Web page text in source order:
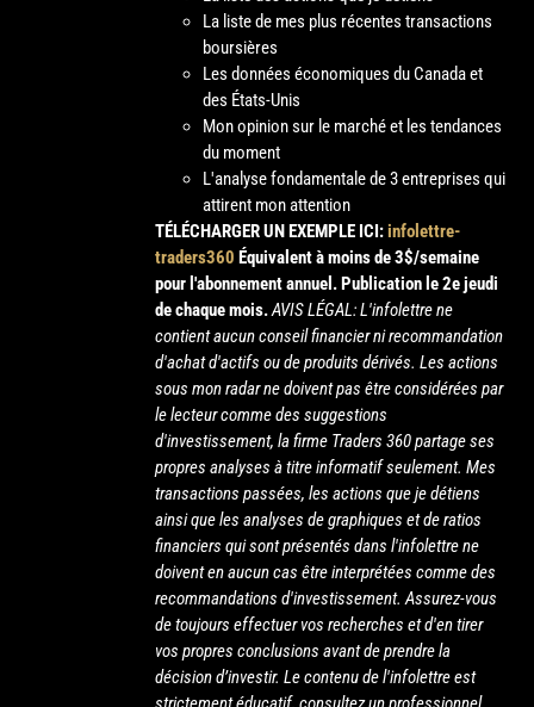
La liste de mes plus récentes transactions
boursières
Les données économiques du Canada et
des États-Unis
Mon opinion sur le marché et les tendances
du moment
L'analyse fondamentale de 3 entreprises qui
attirent mon attention
TÉLÉCHARGER UN EXEMPLE ICI:infolettre-
traders360 Équivalent à moins de 3$/semaine
pour l'abonnement annuel.Publication le 2e jeudi
de chaque mois.AVIS LÉGAL: L'infolettre ne
contient aucun conseil financier ni recommandation
d'achat d'actifs ou de produits dérivés. Les actions
sous mon radar ne doivent pas être considérées par
le lecteur comme des suggestions
d'investissement, la firme Traders 360 partage ses
propres analyses à titre informatif seulement. Mes
transactions passées, les actions que je détiens
ainsi que les analyses de graphiques et de ratios
financiers qui sont présentés dans l'infolettre ne
doivent en aucun cas être interprétées comme des
recommandations d'investissement. Assurez-vous
de toujours effectuer vos recherches et d'en tirer
vos propres conclusions avant de prendre la
décision d’investir. Le contenu de l'infolettre est